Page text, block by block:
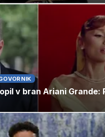
v bran Ariani Grande: